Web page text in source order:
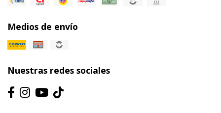
Medios de envío
Nuestras redes sociales